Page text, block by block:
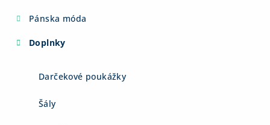
Pánska móda
Doplnky
Darčekové poukážky
Šály